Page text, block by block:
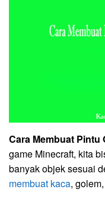
Cara Membuat Pintu
game Minecraft, kita
banyak objek sesuai
membuat kaca,